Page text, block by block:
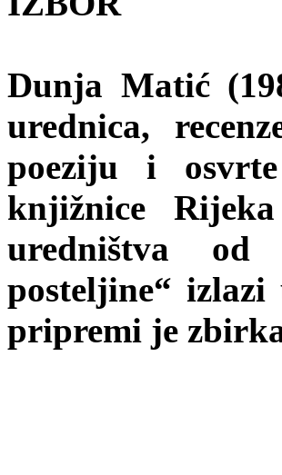
Dunja Matić
urednica,
poeziju i
knjižnice
uredništva od
posteljine“
pripremi je